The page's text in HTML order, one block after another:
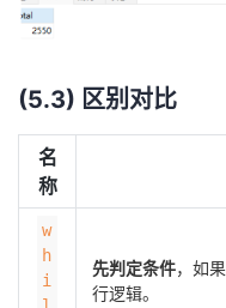
(5.3) 区别对比
名
称
w
h
i
先判定条件，如
行逻辑。